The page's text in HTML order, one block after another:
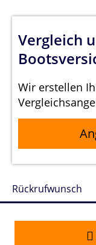
Vergleich
Wir erstellen
Rückrufwunsch